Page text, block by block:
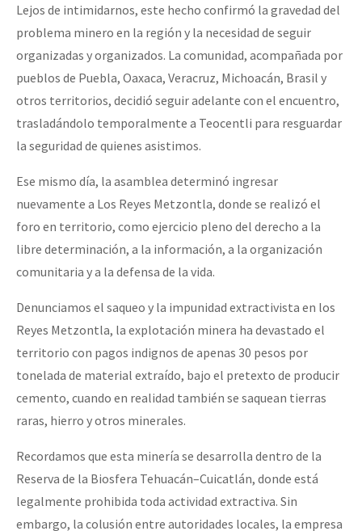
Eventos
Contacto
Lejos de intimidarnos, este hecho confirmó la gravedad del
problema minero en la región y la necesidad de seguir
organizadas y organizados. La comunidad, acompañada por
pueblos de Puebla, Oaxaca, Veracruz, Michoacán, Brasil y
otros territorios, decidió seguir adelante con el encuentro,
trasladándolo temporalmente a Teocentli para resguardar
la seguridad de quienes asistimos.
Ese mismo día, la asamblea determinó ingresar
nuevamente a Los Reyes Metzontla, donde se realizó el
foro en territorio, como ejercicio pleno del derecho a la
libre determinación, a la información, a la organización
comunitaria y a la defensa de la vida.
Denunciamos el saqueo y la impunidad extractivista en los
Reyes Metzontla, la explotación minera ha devastado el
territorio con pagos indignos de apenas 30 pesos por
tonelada de material extraído, bajo el pretexto de producir
cemento, cuando en realidad también se saquean tierras
raras, hierro y otros minerales.
Recordamos que esta minería se desarrolla dentro de la
Reserva de la Biosfera Tehuacán–Cuicatlán, donde está
legalmente prohibida toda actividad extractiva. Sin
embargo, la colusión entre autoridades locales, la empresa